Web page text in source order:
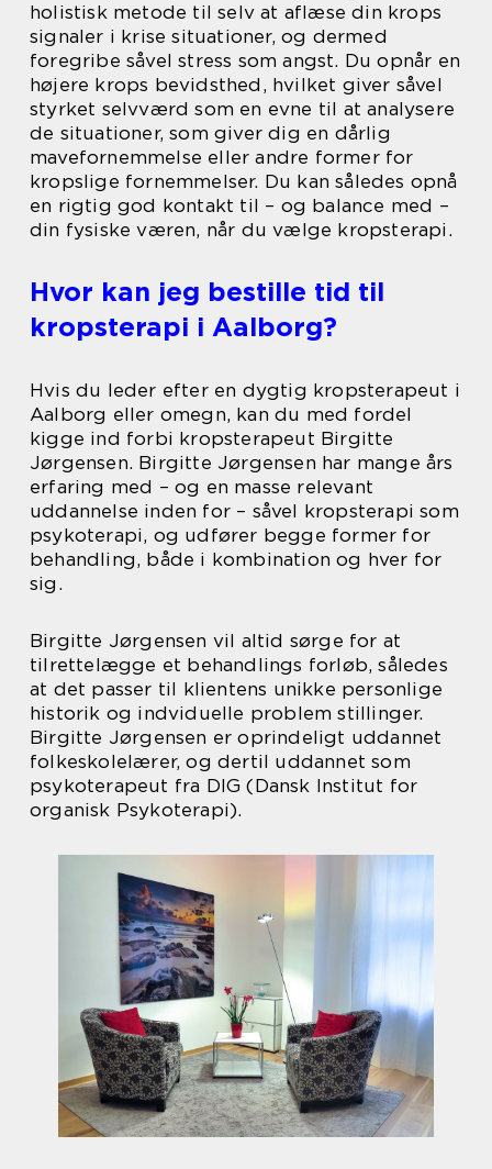
holistisk metode til selv at aflæse din krops
signaler i krise situationer, og dermed
foregribe såvel stress som angst. Du opnår en
højere krops bevidsthed, hvilket giver såvel
styrket selvværd som en evne til at analysere
de situationer, som giver dig en dårlig
mavefornemmelse eller andre former for
kropslige fornemmelser. Du kan således opnå
en rigtig god kontakt til – og balance med –
din fysiske væren, når du vælge kropsterapi.
Hvor kan jeg bestille tid til
kropsterapi i Aalborg?
Hvis du leder efter en dygtig kropsterapeut i
Aalborg eller omegn, kan du med fordel
kigge ind forbi kropsterapeut Birgitte
Jørgensen. Birgitte Jørgensen har mange års
erfaring med – og en masse relevant
uddannelse inden for – såvel kropsterapi som
psykoterapi, og udfører begge former for
behandling, både i kombination og hver for
sig.
Birgitte Jørgensen vil altid sørge for at
tilrettelægge et behandlings forløb, således
at det passer til klientens unikke personlige
historik og indviduelle problem stillinger.
Birgitte Jørgensen er oprindeligt uddannet
folkeskolelærer, og dertil uddannet som
psykoterapeut fra DIG (Dansk Institut for
organisk Psykoterapi).